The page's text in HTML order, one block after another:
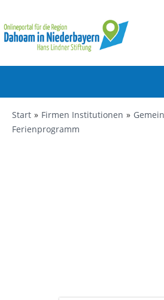
Start Firmen Institutionen
Ferienprogramm